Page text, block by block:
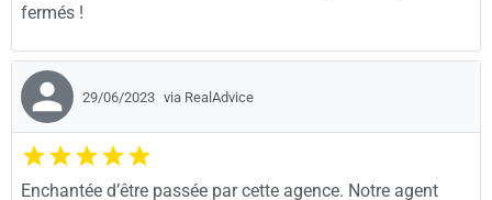
fermés !
29/06/2023 via RealAdvice
Enchantée d’être passée par cette agence. Notre agent